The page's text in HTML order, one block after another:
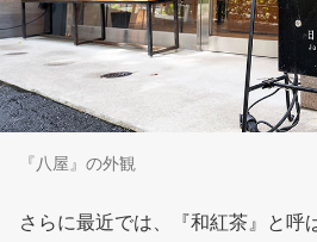
『八屋』の外観
さらに最近では、『和紅茶』と呼